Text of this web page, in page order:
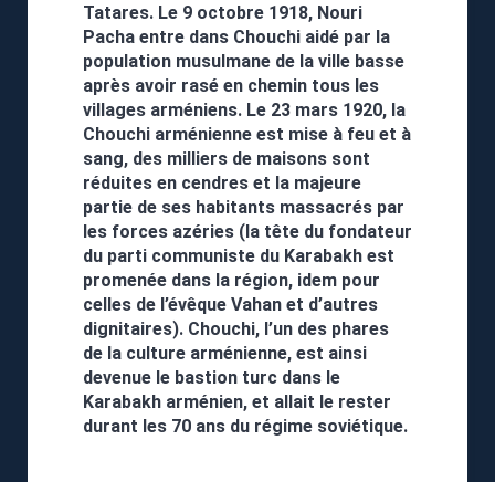
Tatares. Le 9 octobre 1918, Nouri
Pacha entre dans Chouchi aidé par la
population musulmane de la ville basse
après avoir rasé en chemin tous les
villages arméniens. Le 23 mars 1920, la
Chouchi arménienne est mise à feu et à
sang, des milliers de maisons sont
réduites en cendres et la majeure
partie de ses habitants massacrés par
les forces azéries (la tête du fondateur
du parti communiste du Karabakh est
promenée dans la région, idem pour
celles de l’évêque Vahan et d’autres
dignitaires). Chouchi, l’un des phares
de la culture arménienne, est ainsi
devenue le bastion turc dans le
Karabakh arménien, et allait le rester
durant les 70 ans du régime soviétique.